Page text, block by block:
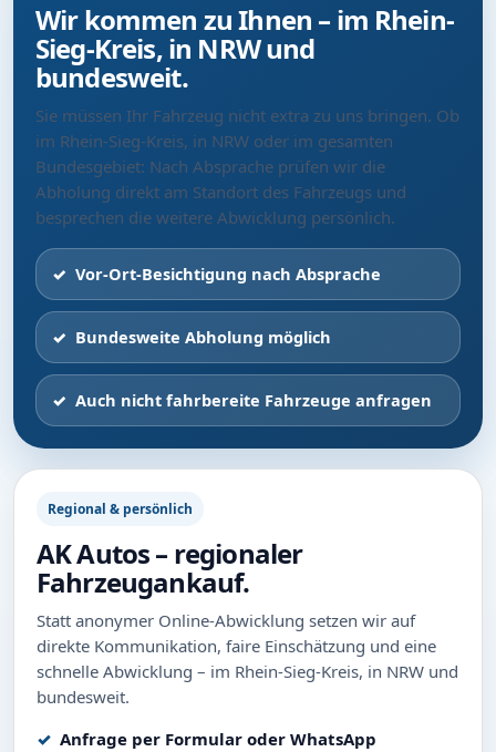
Wir kommen zu Ihnen – im Rhein-
Sieg-Kreis, in NRW und
bundesweit.
Sie müssen Ihr Fahrzeug nicht extra zu uns bringen. Ob
im Rhein-Sieg-Kreis, in NRW oder im gesamten
Bundesgebiet: Nach Absprache prüfen wir die
Abholung direkt am Standort des Fahrzeugs und
besprechen die weitere Abwicklung persönlich.
Vor-Ort-Besichtigung nach Absprache
Bundesweite Abholung möglich
Auch nicht fahrbereite Fahrzeuge anfragen
Regional & persönlich
AK Autos – regionaler
Fahrzeugankauf.
Statt anonymer Online-Abwicklung setzen wir auf
direkte Kommunikation, faire Einschätzung und eine
schnelle Abwicklung – im Rhein-Sieg-Kreis, in NRW und
bundesweit.
Anfrage per Formular oder WhatsApp